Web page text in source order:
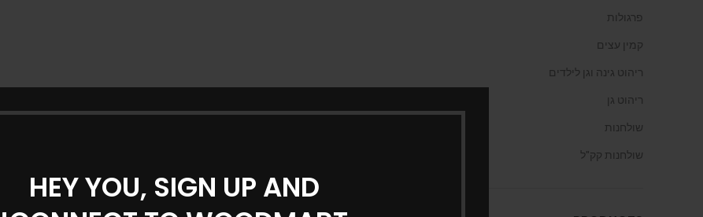
HEY YOU, SIGN UP AND
פרגולות
קמין עצים
ריהוט גינה וגן לילדים
ריהוט גן
שולחנות
שולחנות קק"ל